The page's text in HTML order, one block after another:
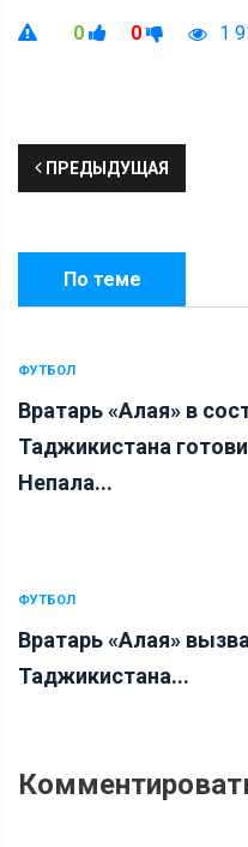
0 0 1
ПРЕДЫДУЩАЯ
По теме
ФУТБОЛ
Вратарь «Алая» в
Таджикистана
Непала...
ФУТБОЛ
Вратарь «Алая»
Таджикистана...